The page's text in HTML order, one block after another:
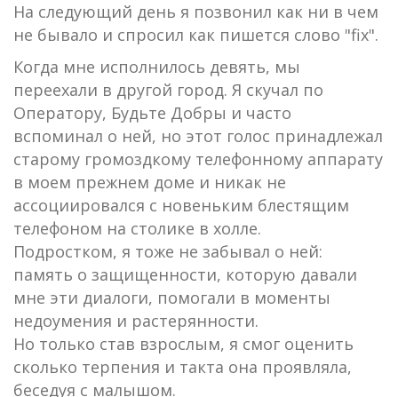
На следующий день я позвонил как ни в чем
не бывало и спросил как пишется слово "fix".
Когда мне исполнилось девять, мы
переехали в другой город. Я скучал по
Оператору, Будьте Добры и часто
вспоминал о ней, но этот голос принадлежал
старому громоздкому телефонному аппарату
в моем прежнем доме и никак не
ассоциировался с новеньким блестящим
телефоном на столике в холле.
Подростком, я тоже не забывал о ней:
память о защищенности, которую давали
мне эти диалоги, помогали в моменты
недоумения и растерянности.
Но только став взрослым, я смог оценить
сколько терпения и такта она проявляла,
беседуя с малышом.